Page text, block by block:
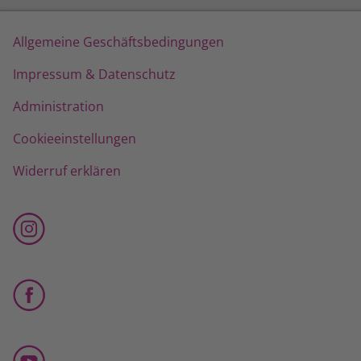
Allgemeine Geschäftsbedingungen
Impressum & Datenschutz
Administration
Cookieeinstellungen
Widerruf erklären